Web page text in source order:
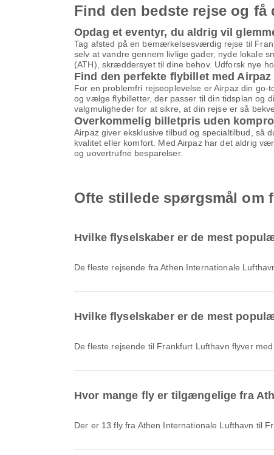
Find den bedste rejse og
Opdag et eventyr, du aldrig vil
Tag afsted på en bemærkelsesværdig rejse til
selv at vandre gennem livlige gader, nyde lokale
(ATH), skræddersyet til dine behov. Udforsk nye
Find den perfekte flybillet med Airpaz
For en problemfri rejseoplevelse er Airpaz din
og vælge flybilletter, der passer til din tidsplan og
valgmuligheder for at sikre, at din rejse er så
Overkommelig billetpris uden
Airpaz giver eksklusive tilbud og specialtilbud, så
kvalitet eller komfort. Med Airpaz har det aldrig
og uovertrufne besparelser.
Ofte stillede spørgsmål om
Hvilke flyselskaber er de mest
De fleste rejsende fra Athen Internationale
Hvilke flyselskaber er de mest
De fleste rejsende til Frankfurt Lufthavn flyver med
Hvor mange fly er tilgængelige fra
Der er 13 fly fra Athen Internationale Lufthavn til